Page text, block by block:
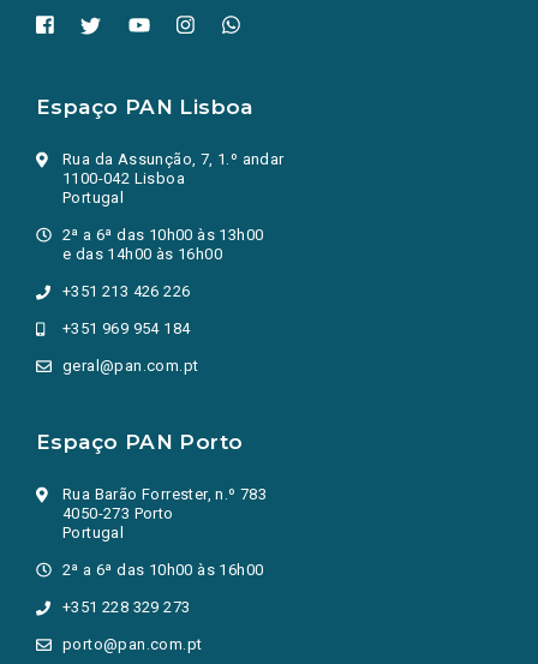
Espaço PAN Lisboa
Rua da Assunção, 7, 1.º andar
1100-042 Lisboa
Portugal
2ª a 6ª das 10h00 às 13h00
e das 14h00 às 16h00
+351 213 426 226
+351 969 954 184
geral@pan.com.pt
Espaço PAN Porto
Rua Barão Forrester, n.º 783
4050-273 Porto
Portugal
2ª a 6ª das 10h00 às 16h00
+351 228 329 273
porto@pan.com.pt